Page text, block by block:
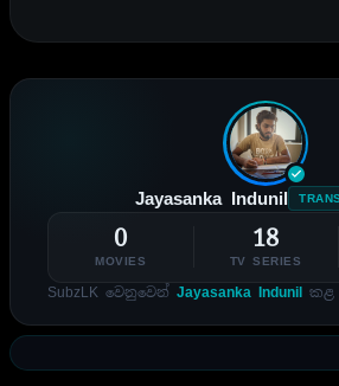
Jayasanka Indunil
0
MOVIES
18
TV SERIES
SubzLK වෙනුවෙන් Jayasanka Indunilකළ